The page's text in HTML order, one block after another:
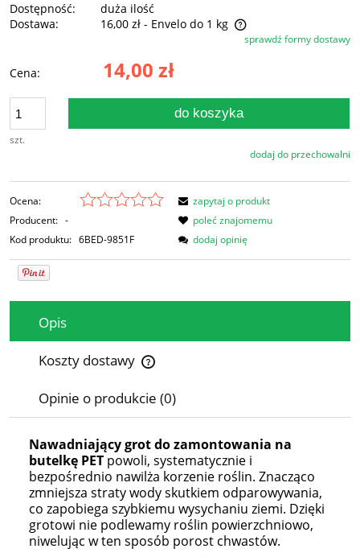
Dostępność:
duża ilość
Dostawa:
16,00 zł - Envelo do 1 kg
Cena nie zawiera ewentualnych kosztów płatnościsprawdź formy dostawy
Cena: 14,00 zł
szt.
do koszyka
dodaj do przechowalni
Ocena:
Producent: -
Kod produktu: 6BED-9851F
zapytaj o produkt
poleć znajomemu
dodaj opinię
Opis
Koszty dostawy
Cena nie zawiera ewentualnych kosztów płatności
Opinie o produkcie (0)
Nawadniający grot do zamontowania na
butelkę PET powoli, systematycznie i
bezpośrednio nawilża korzenie roślin. Znacząco
zmniejsza straty wody skutkiem odparowywania,
co zapobiega szybkiemu wysychaniu ziemi. Dzięki
grotowi nie podlewamy roślin powierzchniowo,
niwelując w ten sposób porost chwastów.